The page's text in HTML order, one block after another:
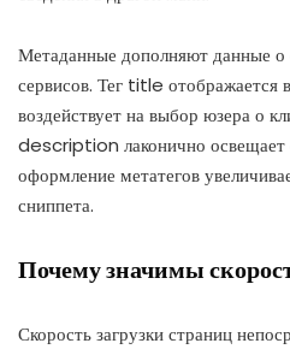
Метаданные дополняют данные о
сервисов. Тег title отображается
воздействует на выбор юзера о
description лаконично освещает
оформление метатегов
сниппета.
Почему значимы
Скорость загрузки страниц